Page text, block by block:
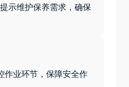
示维护保养需求，确保
作业环节，保障安全作